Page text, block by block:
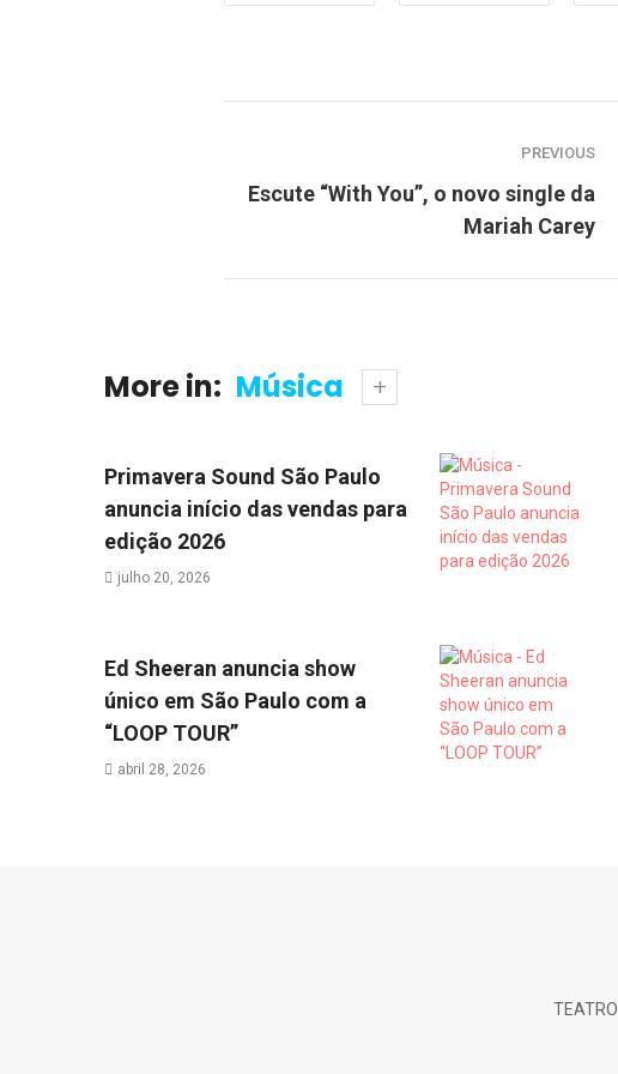
PREVIOUS
Escute “With You”, o novo single da
Mariah Carey
More in: Música
Primavera Sound São Paulo
anuncia início das vendas para
edição 2026
julho 20, 2026
Ed Sheeran anuncia show
único em São Paulo com a
“LOOP TOUR”
abril 28, 2026
TEATRO